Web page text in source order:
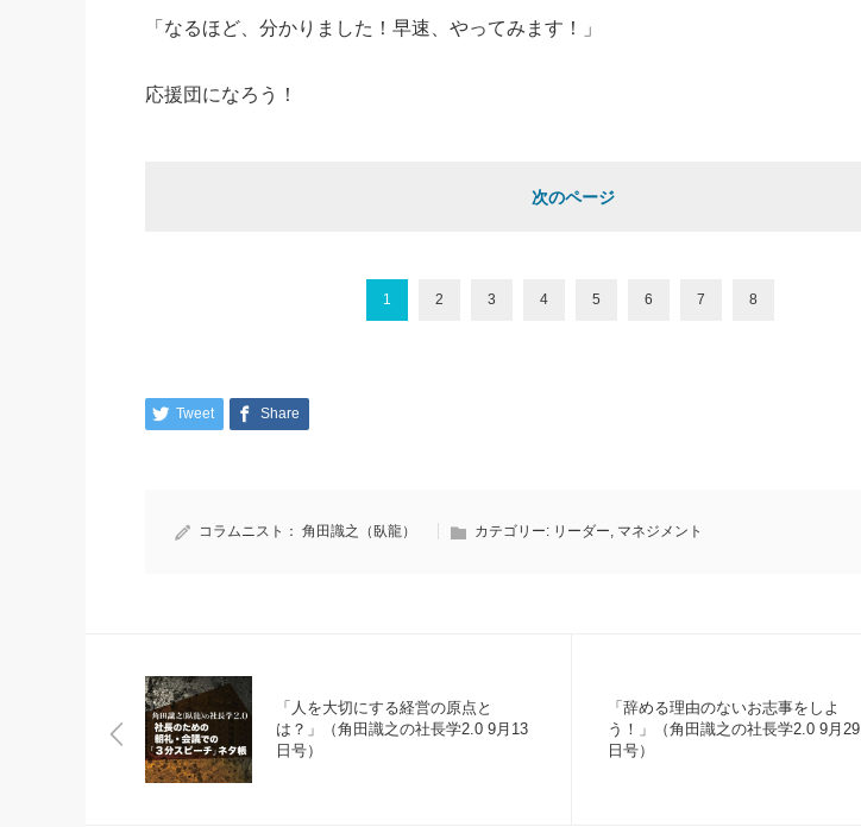
「なるほど、分かりました！早速、やってみます！」
応援団になろう！
次のページ
1 2 3 4 5 6 7 8
Tweet Share
コラムニスト： 角田識之（臥龍） カテゴリー: リーダー, マネジメント
「人を大切にする経営の原点と
は？」（角田識之の社長学2.0 9月13
日号）
「辞める理由のないお志事をしよ
う！」（角田識之の社長学2.0 9月29
日号）